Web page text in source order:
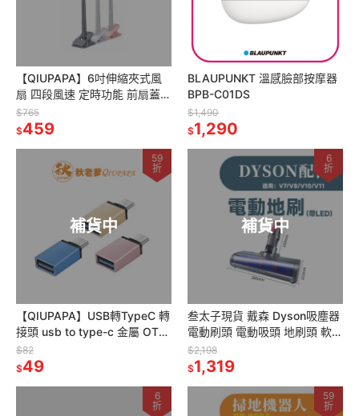
【QIUPAPA】6吋伸縮夾式風
扇 四段風速 定時功能 前扇蓋可
拆式設計
$765
$459
BLAUPUNKT 溫感臉部按摩器
BPB-C01DS
$1,490
$1,290
補貨中
59
折
【QIUPAPA】USB轉TypeC 轉
接頭 usb to type-c 金屬 OTG
3.0USB母轉typec公
$82
$49
補貨中
6
折
叁太子現貨 戴森 Dyson吸塵器
電動刷頭 電動吸頭 地刷頭 軟絨
刷頭 絨毛刷頭 副廠
V6/V7/V8/V10/V11
$2,198
$1,319
6
折
59
折